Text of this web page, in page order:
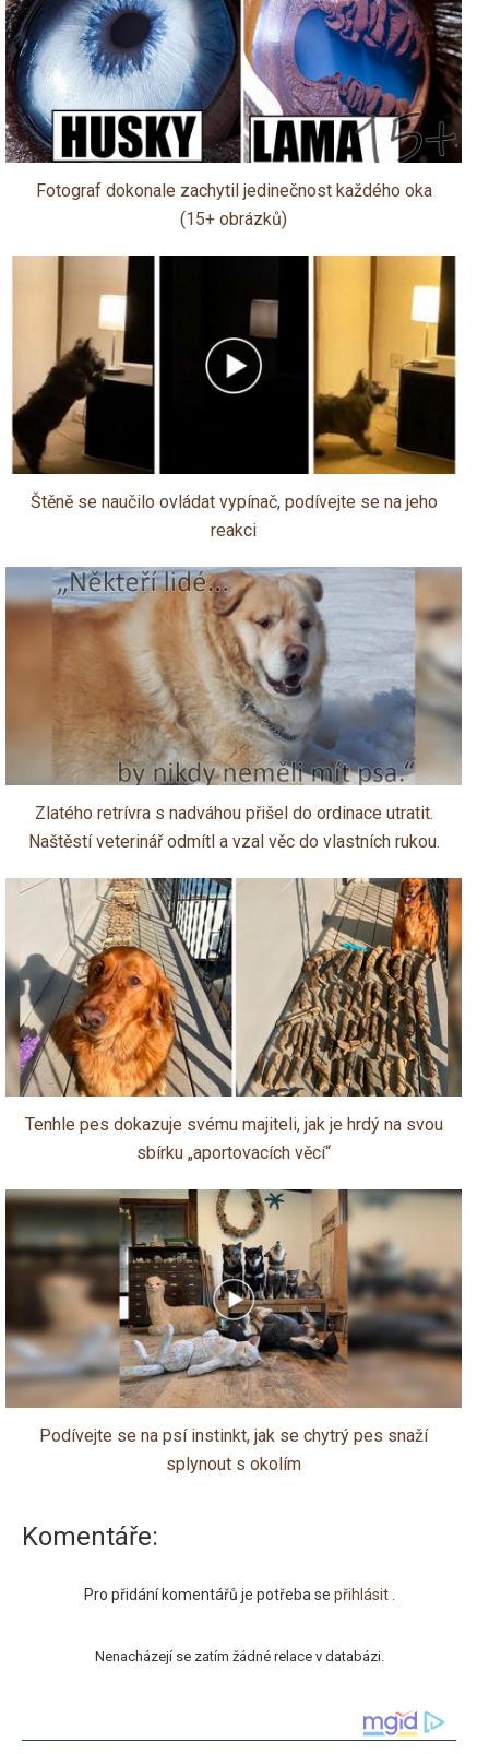
Fotograf dokonale zachytil jedinečnost každého oka
(15+ obrázků)
Štěně se naučilo ovládat vypínač, podívejte se na jeho
reakci
Zlatého retrívra s nadváhou přišel do ordinace utratit.
Naštěstí veterinář odmítl a vzal věc do vlastních rukou.
Tenhle pes dokazuje svému majiteli, jak je hrdý na svou
sbírku „aportovacích věcí“
Podívejte se na psí instinkt, jak se chytrý pes snaží
splynout s okolím
Komentáře:
Pro přidání komentářů je potřeba se přihlásit .
Nenacházejí se zatím žádné relace v databázi.